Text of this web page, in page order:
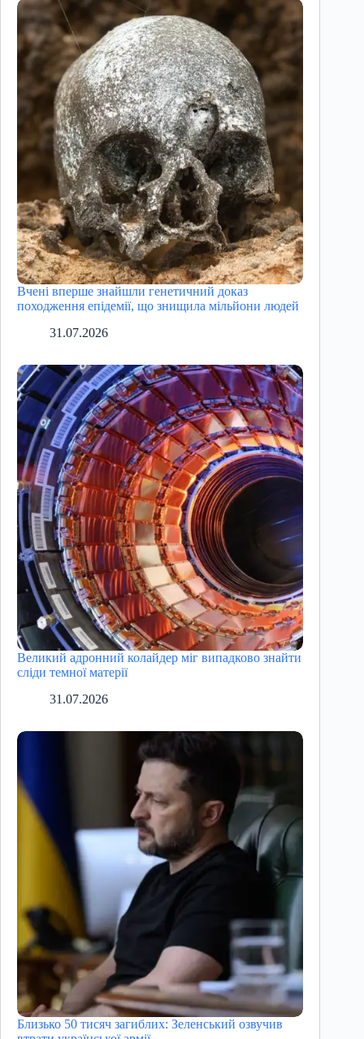
Вчені вперше знайшли генетичний доказ
походження епідемії, що знищила мільйони людей
31.07.2026
Великий адронний колайдер міг випадково знайти
сліди темної матерії
31.07.2026
Близько 50 тисяч загиблих: Зеленський озвучив